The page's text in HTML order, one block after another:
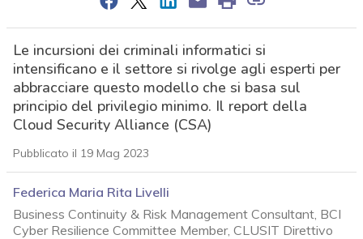
Le incursioni dei criminali informatici si
intensificano e il settore si rivolge agli esperti per
abbracciare questo modello che si basa sul
principio del privilegio minimo. Il report della
Cloud Security Alliance (CSA)
Pubblicato il 19 Mag 2023
Federica Maria Rita Livelli
Business Continuity & Risk Management Consultant, BCI
Cyber Resilience Committee Member, CLUSIT Direttivo